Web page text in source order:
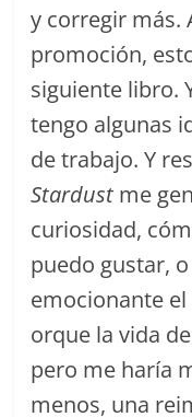
y corregir más.
promoción,
siguiente libro.
tengo algunas
de trabajo. Y
Stardust me
curiosidad,
puedo gustar,
emocionante
orque la vida
pero me haría
menos, una